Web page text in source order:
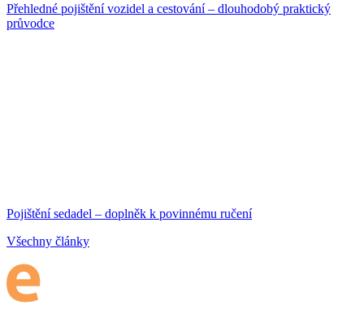
Přehledné pojištění vozidel a cestování – dlouhodobý praktický
průvodce
Pojištění sedadel – doplněk k povinnému ručení
Všechny články